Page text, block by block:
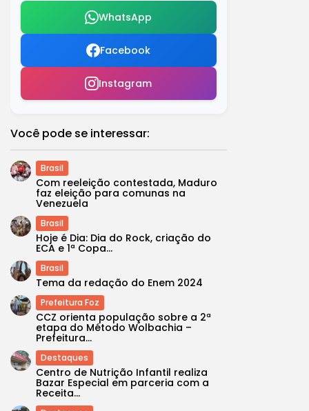
WhatsApp
Facebook
Instagram
Você pode se interessar:
Brasil
Com reeleição contestada, Maduro
faz eleição para comunas na
Venezuela
Brasil
Hoje é Dia: Dia do Rock, criação do
ECA e 1ª Copa...
Brasil
Tema da redação do Enem 2024
Prefeitura Foz
CCZ orienta população sobre a 2ª
etapa do Método Wolbachia –
Prefeitura...
Destaques
Centro de Nutrição Infantil realiza
Bazar Especial em parceria com a
Receita...